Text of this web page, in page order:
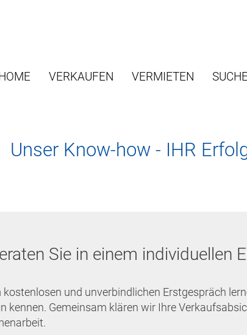
HOME VERKAUFEN VERMIETEN
Unser Know-how - IHR
Sie in einem individuellen
kostenlosen und unverbindlichen Erstgespräch
kennen. Gemeinsam klären wir Ihre